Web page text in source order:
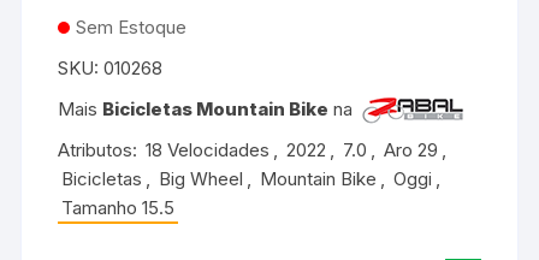
Sem Estoque
SKU:010268
Mais Bicicletas Mountain Bike na
Atributos: 18 Velocidades , 2022 , 7.0 , Aro 29 ,
Bicicletas , Big Wheel , Mountain Bike , Oggi ,
Tamanho 15.5